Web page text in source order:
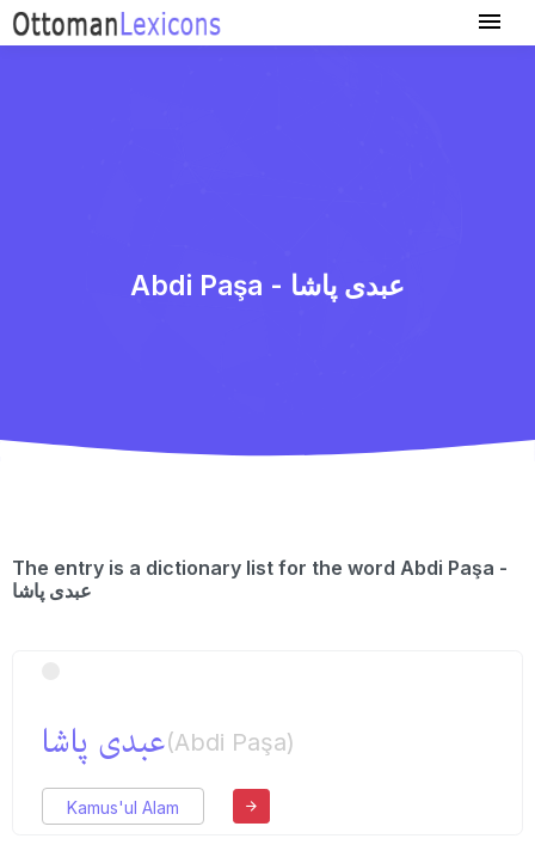
Abdi Paşa - عبدی پاشا
The entry is a dictionary list for the word Abdi Paşa -
عبدی پاشا
عبدی پاشا(Abdi Paşa)
Kamus'ul Alam